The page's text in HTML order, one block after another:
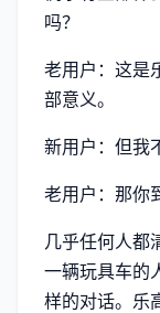
吗？
老用户：这是
部意义。
新用户：但我
老用户：那你
几乎任何人都
一辆玩具车的
样的对话。乐